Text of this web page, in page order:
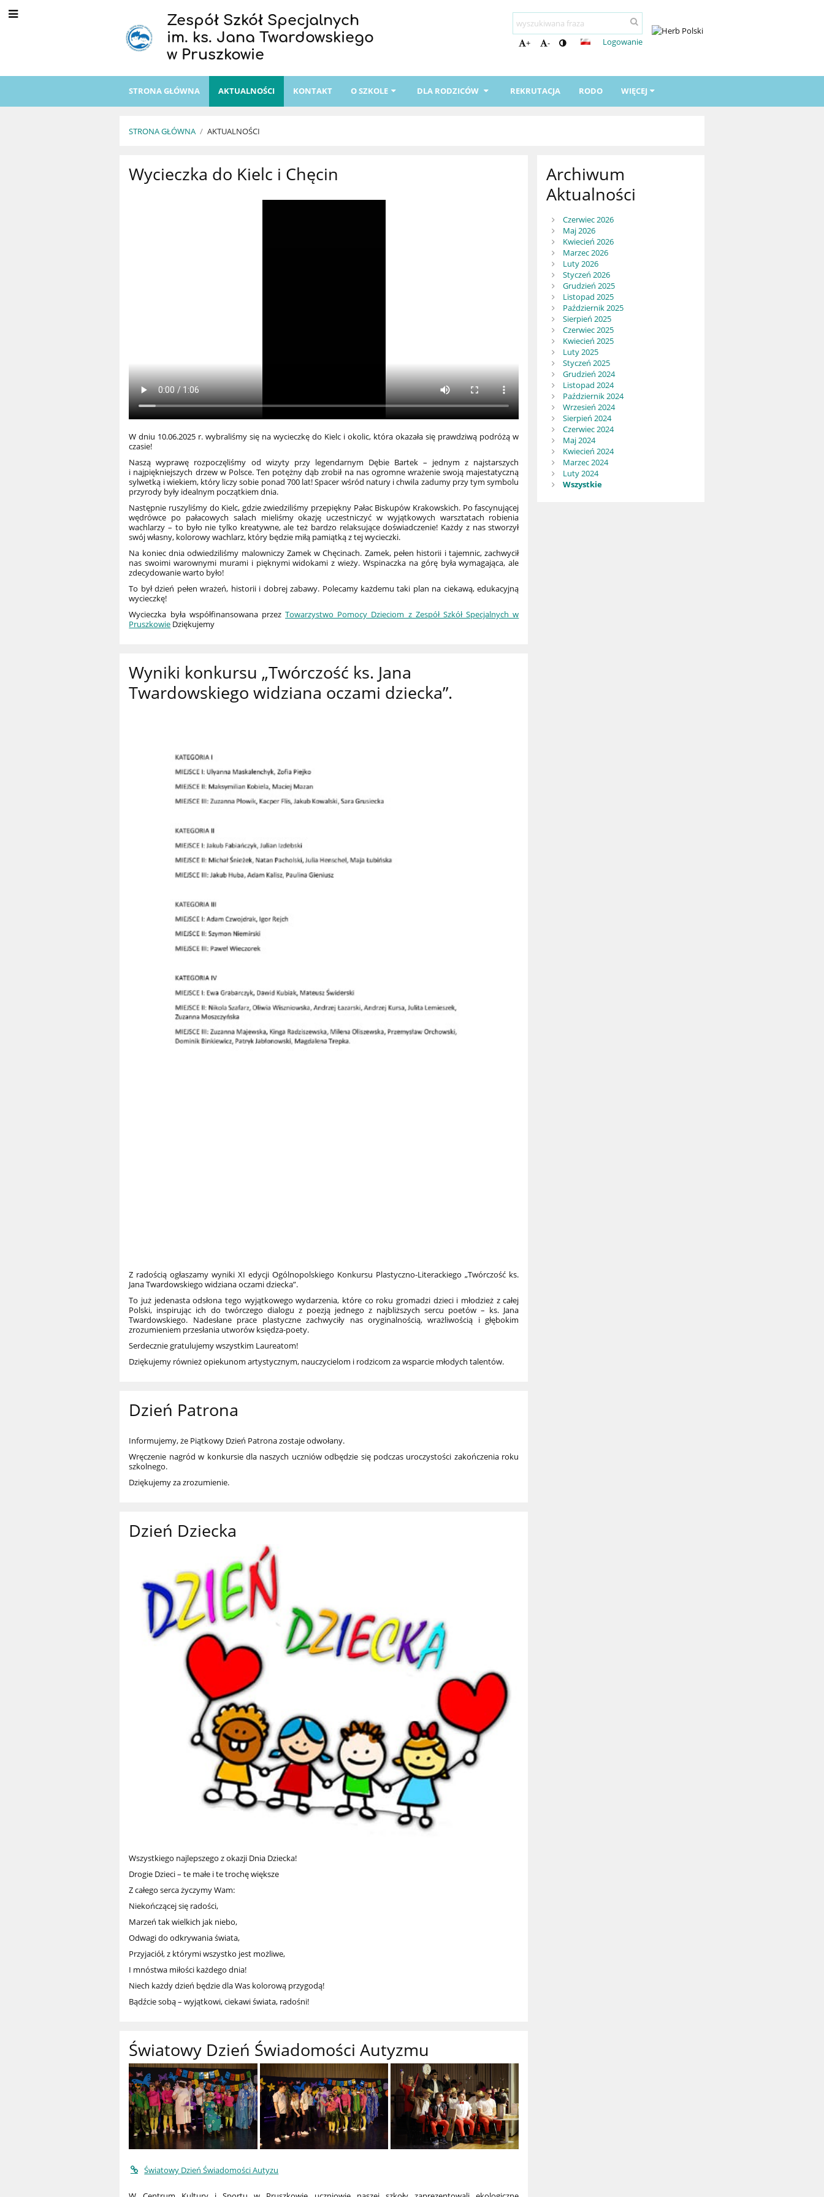
Zespół Szkół Specjalnych
im. ks. Jana Twardowskiego
w Pruszkowie
+ - Logowanie
STRONA GŁÓWNA AKTUALNOŚCI KONTAKT O SZKOLE DLA RODZICÓW REKRUTACJA RODO WIĘCEJ
STRONA GŁÓWNA / AKTUALNOŚCI
Aktualności
Wycieczka do Kielc i Chęcin
W dniu 10.06.2025 r. wybraliśmy się na wycieczkę do Kielc i okolic, która okazała się prawdziwą podróżą w
czasie!
Naszą wyprawę rozpoczęliśmy od wizyty przy legendarnym Dębie Bartek – jednym z najstarszych
i najpiękniejszych drzew w Polsce. Ten potężny dąb zrobił na nas ogromne wrażenie swoją majestatyczną
sylwetką i wiekiem, który liczy sobie ponad 700 lat! Spacer wśród natury i chwila zadumy przy tym symbolu
przyrody były idealnym początkiem dnia.
Następnie ruszyliśmy do Kielc, gdzie zwiedziliśmy przepiękny Pałac Biskupów Krakowskich. Po fascynującej
wędrówce po pałacowych salach mieliśmy okazję uczestniczyć w wyjątkowych warsztatach robienia
wachlarzy – to było nie tylko kreatywne, ale też bardzo relaksujące doświadczenie! Każdy z nas stworzył
swój własny, kolorowy wachlarz, który będzie miłą pamiątką z tej wycieczki.
Na koniec dnia odwiedziliśmy malowniczy Zamek w Chęcinach. Zamek, pełen historii i tajemnic, zachwycił
nas swoimi warownymi murami i pięknymi widokami z wieży. Wspinaczka na górę była wymagająca, ale
zdecydowanie warto było!
To był dzień pełen wrażeń, historii i dobrej zabawy. Polecamy każdemu taki plan na ciekawą, edukacyjną
wycieczkę!
Wycieczka była współfinansowana przezTowarzystwo Pomocy Dzieciom z Zespół Szkół Specjalnych w
Pruszkowie Dziękujemy
Wyniki konkursu „Twórczość ks. Jana
Twardowskiego widziana oczami dziecka”.
Z radością ogłaszamy wyniki XI edycji Ogólnopolskiego Konkursu Plastyczno-Literackiego „Twórczość ks.
Jana Twardowskiego widziana oczami dziecka”.
To już jedenasta odsłona tego wyjątkowego wydarzenia, które co roku gromadzi dzieci i młodzież z całej
Polski, inspirując ich do twórczego dialogu z poezją jednego z najbliższych sercu poetów – ks. Jana
Twardowskiego. Nadesłane prace plastyczne zachwyciły nas oryginalnością, wrażliwością i głębokim
zrozumieniem przesłania utworów księdza-poety.
Serdecznie gratulujemy wszystkim Laureatom!
Dziękujemy również opiekunom artystycznym, nauczycielom i rodzicom za wsparcie młodych talentów.
Dzień Patrona
Informujemy, że Piątkowy Dzień Patrona zostaje odwołany.
Wręczenie nagród w konkursie dla naszych uczniów odbędzie się podczas uroczystości zakończenia roku
szkolnego.
Dziękujemy za zrozumienie.
Dzień Dziecka
Wszystkiego najlepszego z okazji Dnia Dziecka!
Drogie Dzieci – te małe i te trochę większe
Z całego serca życzymy Wam:
Niekończącej się radości,
Marzeń tak wielkich jak niebo,
Odwagi do odkrywania świata,
Przyjaciół, z którymi wszystko jest możliwe,
I mnóstwa miłości każdego dnia!
Niech każdy dzień będzie dla Was kolorową przygodą!
Bądźcie sobą – wyjątkowi, ciekawi świata, radośni!
Światowy Dzień Świadomości Autyzmu
Światowy Dzień Świadomości Autyzu
Archiwum
Aktualności
Czerwiec 2026
Maj 2026
Kwiecień 2026
Marzec 2026
Luty 2026
Styczeń 2026
Grudzień 2025
Listopad 2025
Październik 2025
Sierpień 2025
Czerwiec 2025
Kwiecień 2025
Luty 2025
Styczeń 2025
Grudzień 2024
Listopad 2024
Październik 2024
Wrzesień 2024
Sierpień 2024
Czerwiec 2024
Maj 2024
Kwiecień 2024
Marzec 2024
Luty 2024
Wszystkie